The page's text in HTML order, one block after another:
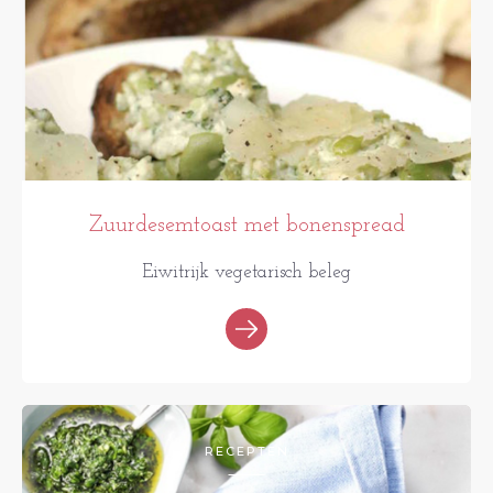
Zuurdesemtoast met bonenspread
Eiwitrijk vegetarisch beleg
RECEPTEN